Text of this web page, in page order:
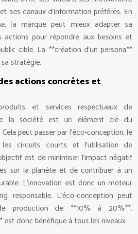
ses canaux d’information préférés. En
la marque peut mieux adapter sa
pour répondre aux besoins et
cible. La **création d’un persona**
stratégie.
actions concrètes et
et services respectueux de
la société est un élément clé du
peut passer par l’éco-conception, le
les circuits courts et l’utilisation de
est de minimiser l’impact négatif
sur la planète et de contribuer à un
L’innovation est donc un moteur
responsable. L’éco-conception peut
production de **10% à 20%**.
est donc bénéfique à tous les niveaux.